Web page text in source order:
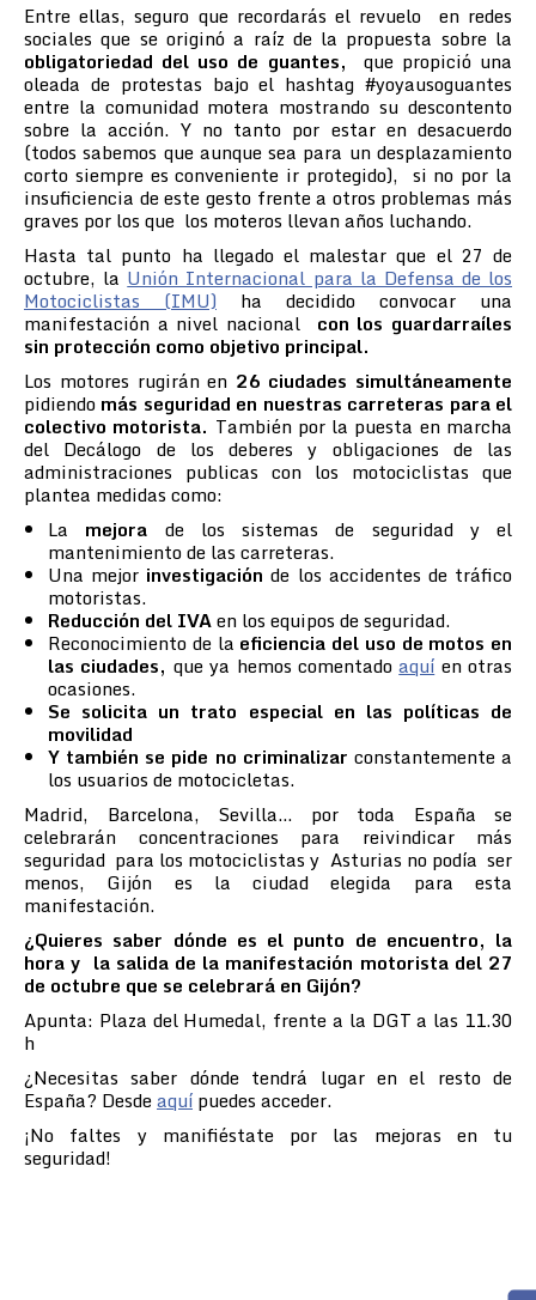
Entre ellas, seguro que recordarás el revuelo en redes
sociales que se originó a raíz de la propuesta sobre la
obligatoriedad del uso de guantes, que propició una
oleada de protestas bajo el hashtag #yoyausoguantes
entre la comunidad motera mostrando su descontento
sobre la acción. Y no tanto por estar en desacuerdo
(todos sabemos que aunque sea para un desplazamiento
corto siempre es conveniente ir protegido), si no por la
insuficiencia de este gesto frente a otros problemas más
graves por los que los moteros llevan años luchando.
Hasta tal punto ha llegado el malestar que el 27 de
octubre, la Unión Internacional para la Defensa de los
Motociclistas (IMU) ha decidido convocar una
manifestación a nivel nacional con los guardarraíles
sin protección como objetivo principal.
Los motores rugirán en 26 ciudades simultáneamente
pidiendo más seguridad en nuestras carreteras para el
colectivo motorista. También por la puesta en marcha
del Decálogo de los deberes y obligaciones de las
administraciones publicas con los motociclistas que
plantea medidas como:
La mejora de los sistemas de seguridad y el
mantenimiento de las carreteras.
Una mejor investigación de los accidentes de tráfico
motoristas.
Reducción del IVAen los equipos de seguridad.
Reconocimiento de la eficiencia del uso de motos en
las ciudades, que ya hemos comentadoaquí en otras
ocasiones.
Se solicita un trato especial en las políticas de
movilidad
Y también se pide no criminalizar constantemente a
los usuarios de motocicletas.
Madrid, Barcelona, Sevilla… por toda España se
celebrarán concentraciones para reivindicar más
seguridad para los motociclistas y Asturias no podía ser
menos, Gijón es la ciudad elegida para esta
manifestación.
¿Quieres saber dónde es el punto de encuentro, la
hora y la salida de la manifestación motorista del 27
de octubre que se celebrará en Gijón?
Apunta: Plaza del Humedal, frente a la DGT a las 11.30
h
¿Necesitas saber dónde tendrá lugar en el resto de
España? Desdeaquí puedes acceder.
¡No faltes y manifiéstate por las mejoras en tu
seguridad!